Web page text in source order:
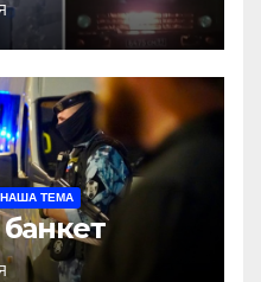
НАША ТЕМА